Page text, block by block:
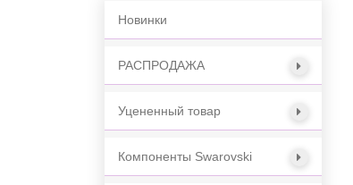
Новинки
РАСПРОДАЖА
Уцененный товар
Компоненты Swarovski